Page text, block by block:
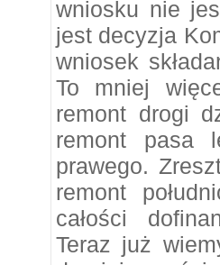
wniosku nie
jest decyzja
wniosek
To mniej
remont drogi
remont pasa
prawego.
remont
całości
Teraz już